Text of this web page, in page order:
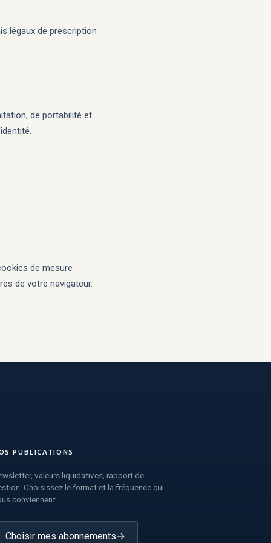
légaux de prescription
de portabilité et
de mesure
de votre navigateur.
PUBLICATIONS
valeurs liquidatives, rapport de
Choisissez le format et la fréquence qui
conviennent.
Choisir mes abonnements→